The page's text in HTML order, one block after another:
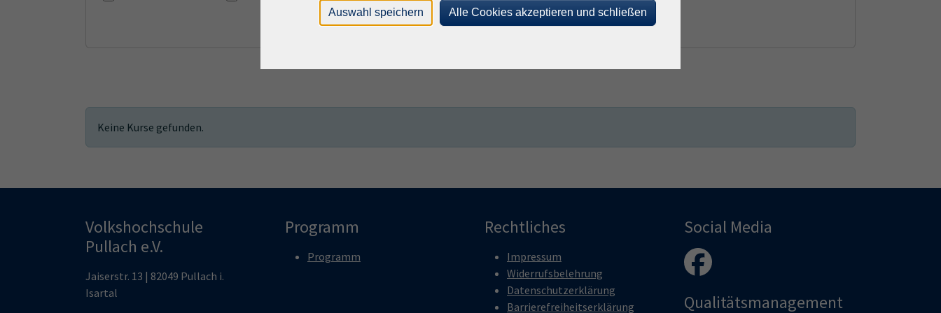
Sprachen Beruf
Zurück 27 Kurse anzeigen Weiter
Keine Kurse gefunden.
Volkshochschule
Pullach e.V.
Jaiserstr. 13 | 82049 Pullach i.
Isartal
Programm
Programm
Rechtliches
Impressum
Widerrufsbelehrung
Datenschutzerklärung
Barrierefreiheitserklärung
Social Media
Qualitätsmanagement
Auswahl speichern Alle Cookies akzeptieren und schließen